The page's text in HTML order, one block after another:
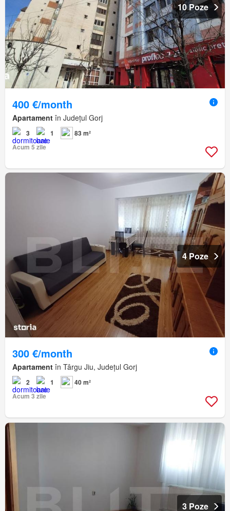
10 Poze
400 €/month
Apartament în Județul Gorj
3 1
83 m²
Acum 5 zile
4 Poze
300 €/month
Apartament în Târgu Jiu, Județul Gorj
2 1
40 m²
Acum 3 zile
3 Poze